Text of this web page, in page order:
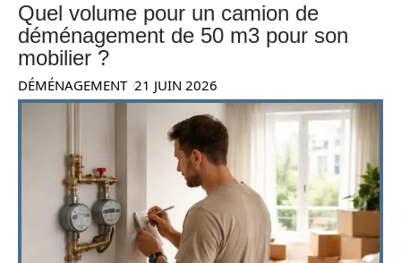
Quel volume pour un camion de
déménagement de 50 m3 pour son
mobilier ?
DÉMÉNAGEMENT 21 JUIN 2026